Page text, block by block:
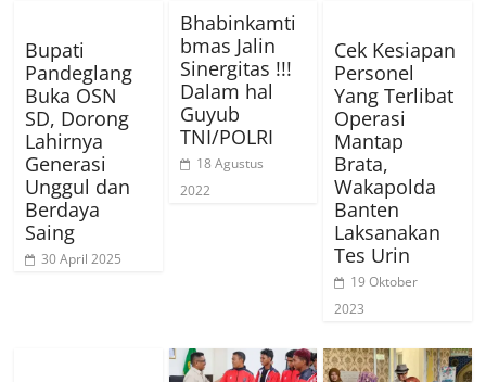
Bupati
Pandeglang
Buka OSN
SD, Dorong
Lahirnya
Generasi
Unggul dan
Berdaya
Saing
30 April 2025
Bhabinkamti
bmas Jalin
Sinergitas !!!
Dalam hal
Guyub
TNI/POLRI
18 Agustus
2022
Cek Kesiapan
Personel
Yang Terlibat
Operasi
Mantap
Brata,
Wakapolda
Banten
Laksanakan
Tes Urin
19 Oktober
2023